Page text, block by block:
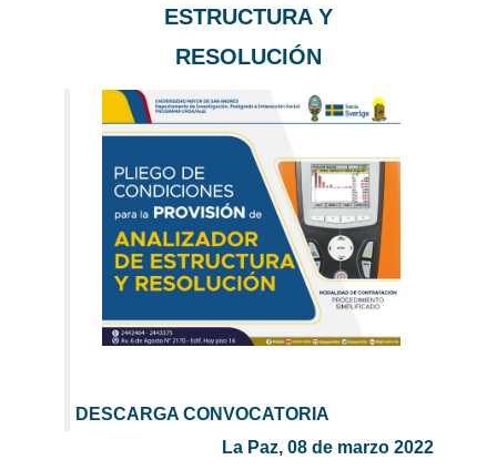
ESTRUCTURA Y
RESOLUCIÓN
DESCARGA CONVOCATORIA
La Paz, 08 de marzo 2022